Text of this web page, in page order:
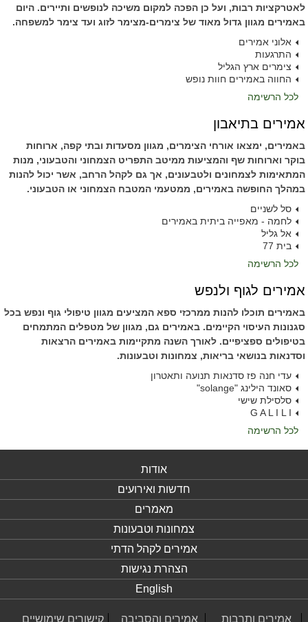
לאטרקציות רבות, ועל כן הפכה למקום משיכה לנופשים ותיירים. היום
באמירים מגוון גדול מאוד של צימרים-מצימר לזוג ועד צימר למשפחה.
אלוני אמירים
התרגעות
צימרים ארץ הגליל
החווה באמירים חוות נופש
לכל הרשימה
אמירים בתיאבון
באמירים, ימצאו אורחי הצימרים, מגוון מסעדות ובתי קפה, ארוחות
בוקר וארוחות שף והמציעות ממיטב התפריט הצמחוני והטבעוני, מנות
המתאימות לצמחונים ולטבעונים, אך גם לקהל הרחב, אשר יכול להנות
במהלך החופשה באמירים, ממטעמי המטבח הצמחוני או הטבעוני.
סל לשניים
לחמה - מאפייה ביתית באמירים
אל גליל
בית 77
לכל הרשימה
אמירים לגוף ולנפש
באמירים תוכלו להנות ממרכזי ספא המציעים מגוון טיפולי גוף ונפש בכל
סגנונות העיסוי הקיימים. באמירים גם, מגוון של מטפלים המתמחים
בטיפולים ספציפיים. לאורך השנה מתקיימות באמירים הרצאות
וסדנאות בנושאי בריאות, צמחונות וטבעונות.
עדי חנה פז סדנאות תנועה ותאטרון
סאונד הילינג "solange"
סלסילת שישי
G A L I L I
לכל הרשימה
אודות
חדשות ואירועים
מאמרים
צמחונות וטבעונות
אמירים לקהל הדתי
הצהרת נגישות
English
אמירים ותרבות אמירים והסביבה קישורים שימושיים